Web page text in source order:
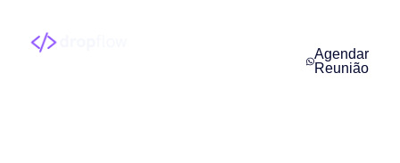
Agendar
Reunião